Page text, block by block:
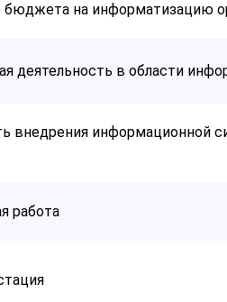
на информатизацию
деятельность в области
внедрения информационной
работа